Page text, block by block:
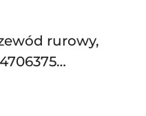
rurowy,